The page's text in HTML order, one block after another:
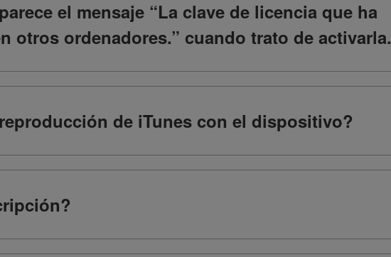
el mensaje “La clave de licencia que ha
otros ordenadores.” cuando trato de activarla.
de iTunes con el dispositivo?